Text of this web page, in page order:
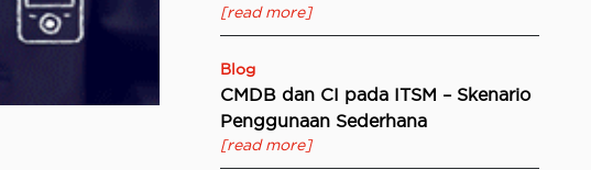
[read more]
Blog
CMDB dan CI pada ITSM – Skenario
Penggunaan Sederhana
[read more]